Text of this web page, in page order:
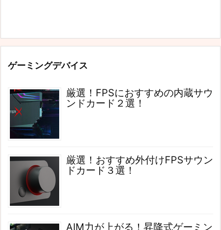
ゲーミングデバイス
厳選！FPSにおすすめの内蔵サウ
ンドカード２選！
厳選！おすすめ外付けFPSサウン
ドカード３選！
AIM力が上がる！昇降式ゲーミン